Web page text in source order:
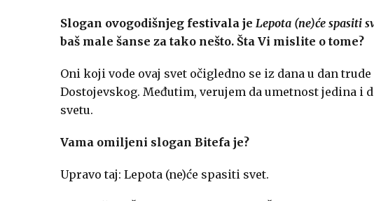
Slogan ovogodišnjeg festivala je Lepota (ne)će spasiti
baš male šanse za tako nešto. Šta Vi mislite o tome?
Oni koji vode ovaj svet očigledno se iz dana u dan
Dostojevskog. Međutim, verujem da umetnost jedina i
svetu.
Vama omiljeni slogan Bitefa je?
Upravo taj: Lepota (ne)će spasiti svet.